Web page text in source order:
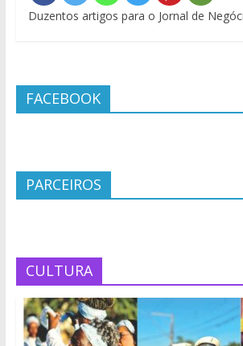
Duzentos artigos para o Jornal de
FACEBOOK
PARCEIROS
CULTURA